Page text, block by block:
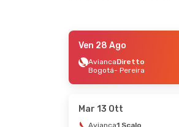
- Gio 8 Ott
Klm Royal Dutch Airlines 2 Scali
- Pereira
Ven 28 Ago
AviancaDiretto
Bogotá- Pereira
Mar 13 Ott
Avianca1 Scalo